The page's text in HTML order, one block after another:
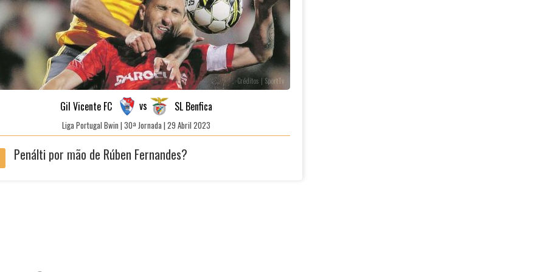
Créditos | SportTv
Gil Vicente FC vs SL Benfica
Liga Portugal Bwin | 30ª Jornada | 29 Abril 2023
Penálti por mão de Rúben Fernandes?